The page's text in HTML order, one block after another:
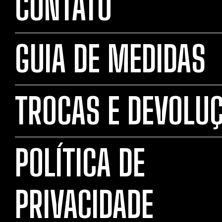
GUIA DE MEDIDAS
TROCAS E
POLÍTICA DE
PRIVACIDADE